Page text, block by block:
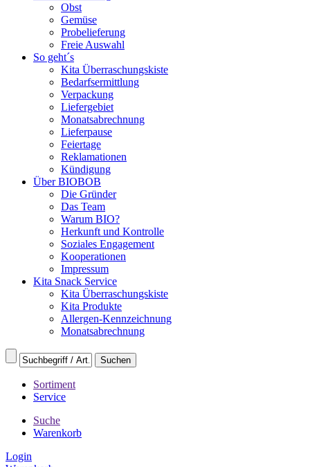
Obst
Gemüse
Probelieferung
Freie Auswahl
So geht´s
Kita Überraschungskiste
Bedarfsermittlung
Verpackung
Liefergebiet
Monatsabrechnung
Lieferpause
Feiertage
Reklamationen
Kündigung
Über BIOBOB
Die Gründer
Das Team
Warum BIO?
Herkunft und Kontrolle
Soziales Engagement
Kooperationen
Impressum
Kita Snack Service
Kita Überraschungskiste
Kita Produkte
Allergen-Kennzeichnung
Monatsabrechnung
Sortiment
Service
Suche
Warenkorb
Login